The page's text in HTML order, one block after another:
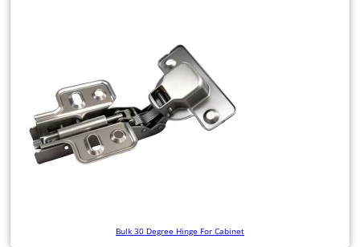
Bulk 30 Degree Hinge For Cabinet